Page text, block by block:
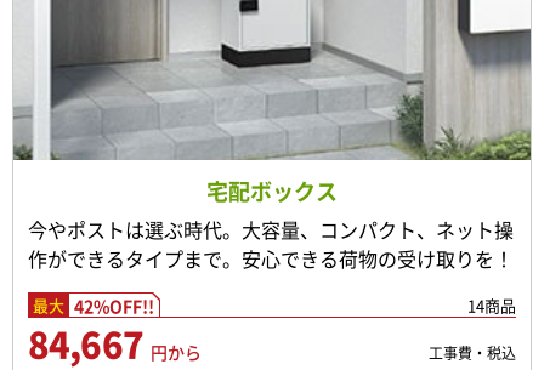
宅配ボックス
今やポストは選ぶ時代。大容量、コンパクト、ネット操
作ができるタイプまで。安心できる荷物の受け取りを！
最大 42%OFF!! 14商品
84,667 円から 工事費・税込